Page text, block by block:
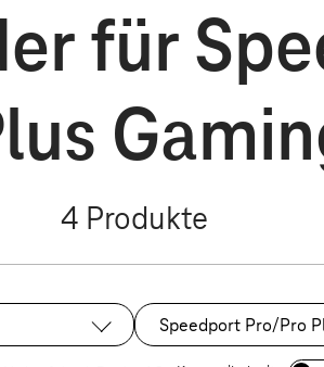
für
4 Produkte
Ausgewählt:
Speedport Pro/Pro